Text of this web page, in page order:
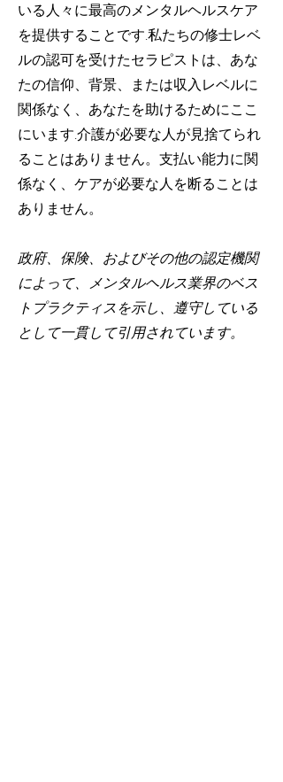
いる人々に最高のメンタルヘルスケア
を提供することです.私たちの修士レベ
ルの認可を受けたセラピストは、あな
たの信仰、背景、または収入レベルに
関係なく、あなたを助けるためにここ
にいます.介護が必要な人が見捨てられ
ることはありません。支払い能力に関
係なく、ケアが必要な人を断ることは
ありません。
政府、保険、およびその他の認定機関
によって、メンタルヘルス業界のベス
トプラクティスを示し、遵守している
として一貫して引用されています。